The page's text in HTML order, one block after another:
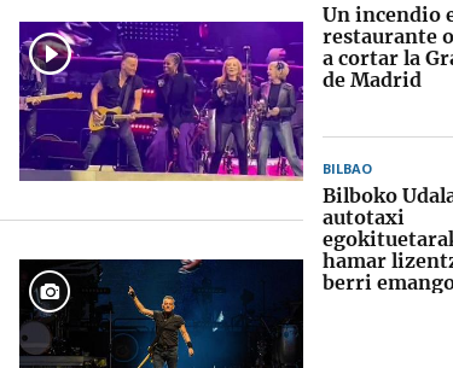
Un incendio
restaurante
a cortar la
de Madrid
BILBAO
Bilboko
autotaxi
hamar
berri